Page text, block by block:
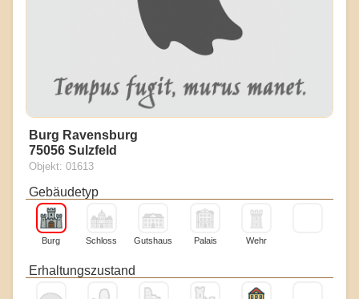
Burg Ravensburg
75056 Sulzfeld
Objekt: 01613
Gebäudetyp
Burg Schloss Gutshaus Palais Wehr
Erhaltungszustand